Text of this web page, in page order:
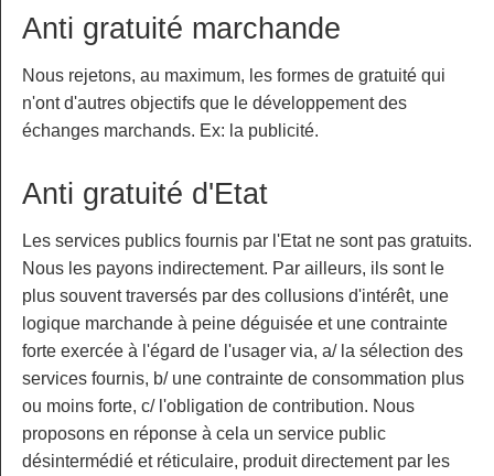
Anti gratuité marchande
Nous rejetons, au maximum, les formes de gratuité qui
n'ont d'autres objectifs que le développement des
échanges marchands. Ex: la publicité.
Anti gratuité d'Etat
Les services publics fournis par l'Etat ne sont pas gratuits.
Nous les payons indirectement. Par ailleurs, ils sont le
plus souvent traversés par des collusions d'intérêt, une
logique marchande à peine déguisée et une contrainte
forte exercée à l'égard de l'usager via, a/ la sélection des
services fournis, b/ une contrainte de consommation plus
ou moins forte, c/ l'obligation de contribution. Nous
proposons en réponse à cela un service public
désintermédié et réticulaire, produit directement par les